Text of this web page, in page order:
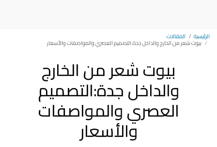
الرئيسية المقالات
بيوت شعر من الخارج والداخل جدة:التصميم العصري والمواصفات والأسعار
بيوت شعر من الخارج
والداخل جدة:التصميم
العصري والمواصفات
والأسعار